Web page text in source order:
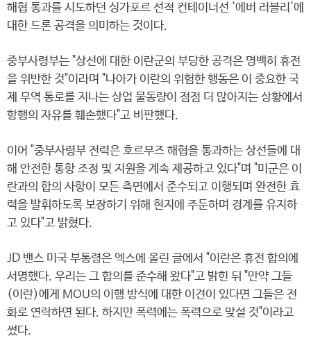
해협 통과를 시도하던 싱가포르 선적 컨테이너선 '에버 러블리'에
대한 드론 공격을 의미하는 것이다.
중부사령부는 "상선에 대한 이란군의 부당한 공격은 명백히 휴전
을 위반한 것"이라며 "나아가 이란의 위험한 행동은 이 중요한 국
제 무역 통로를 지나는 상업 물동량이 점점 더 많아지는 상황에서
항행의 자유를 훼손했다"고 비판했다.
이어 "중부사령부 전력은 호르무즈 해협을 통과하는 상선들에 대
해 안전한 통항 조정 및 지원을 계속 제공하고 있다"며 "미군은 이
란과의 합의 사항이 모든 측면에서 준수되고 이행되며 완전한 효
력을 발휘하도록 보장하기 위해 현지에 주둔하며 경계를 유지하
고 있다"고 밝혔다.
JD 밴스 미국 부통령은 엑스에 올린 글에서 "이란은 휴전 합의에
서명했다. 우리는 그 합의를 준수해 왔다"고 밝힌 뒤 "만약 그들
(이란)에게 MOU의 이행 방식에 대한 이견이 있다면 그들은 전
화로 연락하면 된다. 하지만 폭력에는 폭력으로 맞설 것"이라고
썼다.